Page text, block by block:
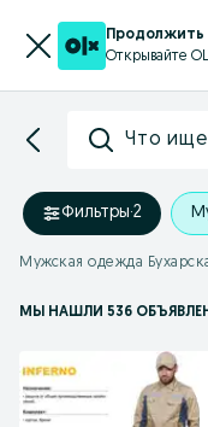
Продолжить
Открывайте
Что
Фильтры·2
Мужская одежда
МЫ НАШЛИ 536